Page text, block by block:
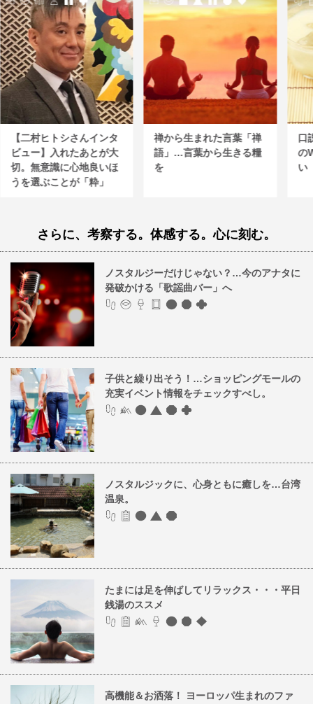
【二村ヒトシさんインタ
ビュー】入れたあとが大
切。無意識に心地良いほ
うを選ぶことが「粋」
禅から生まれた言葉「禅
語」…言葉から生きる糧
を
口
の
い
さらに、考察する。体感する。心に刻む。
ノスタルジーだけじゃない？…今のアナタに
発破かける「歌謡曲バー」へ
子供と繰り出そう！…ショッピングモールの
充実イベント情報をチェックすべし。
ノスタルジックに、心身ともに癒しを…台湾
温泉。
たまには足を伸ばしてリラックス・・・平日
銭湯のススメ
高機能＆お洒落！ ヨーロッパ生まれのファ